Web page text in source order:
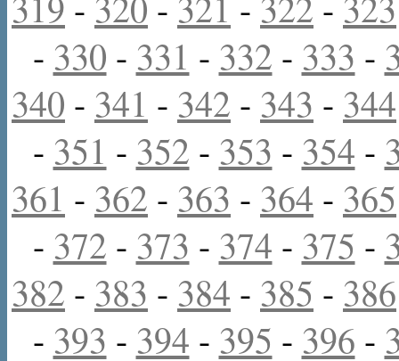
- 330 - 331 - 332 - 333 -
340 - 341 - 342 - 343 - 344
- 351 - 352 - 353 - 354 -
361 - 362 - 363 - 364 - 365
- 372 - 373 - 374 - 375 -
382 - 383 - 384 - 385 - 386
- 393 - 394 - 395 - 396 -